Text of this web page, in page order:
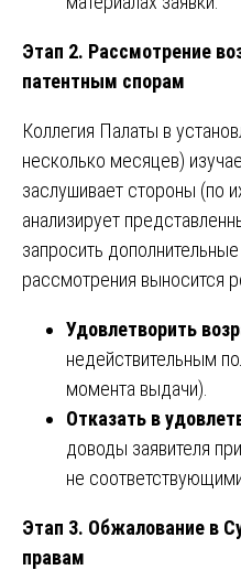
Этап 2. Рассмотрение
патентным спорам
Коллегия Палаты в
несколько месяцев)
заслушивает стороны (по
анализирует
запросить
рассмотрения выносится
Удовлетворить
недействительным
момента выдачи).
Отказать в
доводы заявителя
не
Этап 3. Обжалование в
правам